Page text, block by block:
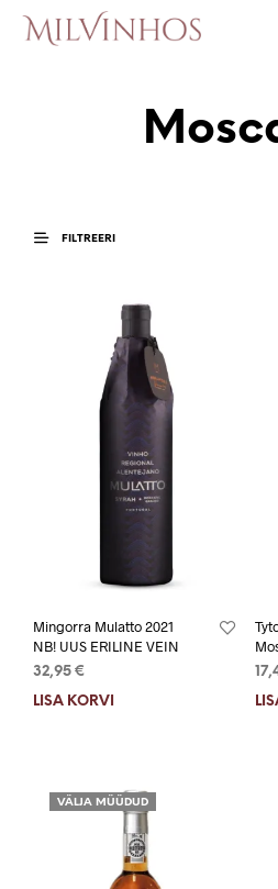
FILTREERI
Mingorra Mulatto 2021
NB! UUS ERILINE VEIN
32,95 €
LISA KORVI
VÄLJA MÜÜDUD